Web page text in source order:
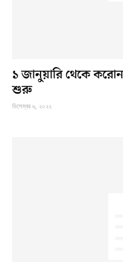
১ জানুয়ারি থেকে
শুরু
ডিসেম্বর ৬, ২০২২